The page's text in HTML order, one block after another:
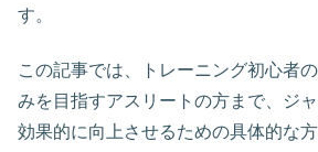
す。
この記事では、トレーニング初心者
みを目指すアスリートの方まで、ジ
効果的に向上させるための具体的な